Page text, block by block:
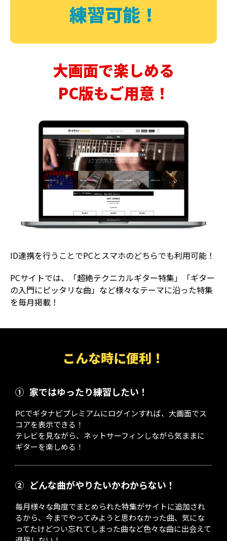
練習可能！
大画面で楽しめる
PC版もご用意！
ID連携を行うことでPCとスマホのどちらでも利用可能！
PCサイトでは、「超絶テクニカルギター特集」「ギター
の入門にピッタリな曲」など様々なテーマに沿った特集
を毎月掲載！
こんな時に便利！
① 家ではゆったり練習したい！
PCでギタナビプレミアムにログインすれば、大画面でス
コアを表示できる！
テレビを見ながら、ネットサーフィンしながら気ままに
ギターを楽しめる！
② どんな曲がやりたいかわからない！
毎月様々な角度でまとめられた特集がサイトに追加され
るから、今までやってみようと思わなかった曲、気にな
ってたけどつい忘れてしまった曲など色々な曲に出会えて